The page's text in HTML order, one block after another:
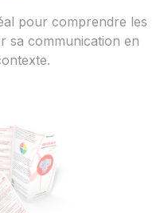
pour comprendre les
sa communication en